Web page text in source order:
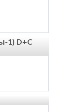
1) D+C